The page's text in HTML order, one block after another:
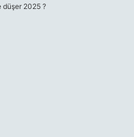
düşer 2025 ?